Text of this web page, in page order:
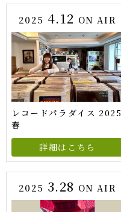
2025 4.12 ON AIR
レコードパラダイス 2025
春
詳細はこちら
2025 3.28 ON AIR